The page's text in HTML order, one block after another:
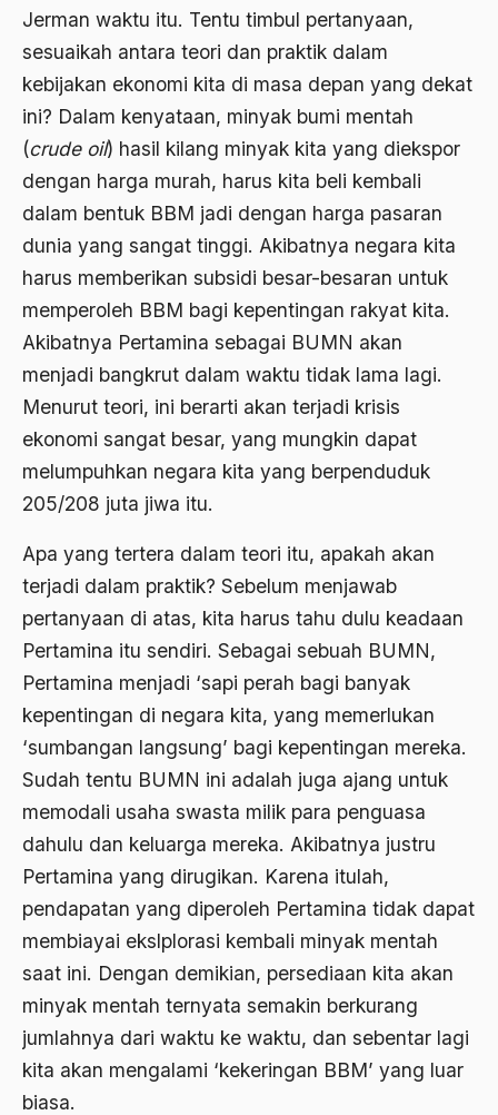
Jerman waktu itu. Tentu timbul pertanyaan,
sesuaikah antara teori dan praktik dalam
kebijakan ekonomi kita di masa depan yang dekat
ini? Dalam kenyataan, minyak bumi mentah
(crude oil) hasil kilang minyak kita yang diekspor
dengan harga murah, harus kita beli kembali
dalam bentuk BBM jadi dengan harga pasaran
dunia yang sangat tinggi. Akibatnya negara kita
harus memberikan subsidi besar-besaran untuk
memperoleh BBM bagi kepentingan rakyat kita.
Akibatnya Pertamina sebagai BUMN akan
menjadi bangkrut dalam waktu tidak lama lagi.
Menurut teori, ini berarti akan terjadi krisis
ekonomi sangat besar, yang mungkin dapat
melumpuhkan negara kita yang berpenduduk
205/208 juta jiwa itu.
Apa yang tertera dalam teori itu, apakah akan
terjadi dalam praktik? Sebelum menjawab
pertanyaan di atas, kita harus tahu dulu keadaan
Pertamina itu sendiri. Sebagai sebuah BUMN,
Pertamina menjadi ‘sapi perah bagi banyak
kepentingan di negara kita, yang memerlukan
‘sumbangan langsung’ bagi kepentingan mereka.
Sudah tentu BUMN ini adalah juga ajang untuk
memodali usaha swasta milik para penguasa
dahulu dan keluarga mereka. Akibatnya justru
Pertamina yang dirugikan. Karena itulah,
pendapatan yang diperoleh Pertamina tidak dapat
membiayai ekslplorasi kembali minyak mentah
saat ini. Dengan demikian, persediaan kita akan
minyak mentah ternyata semakin berkurang
jumlahnya dari waktu ke waktu, dan sebentar lagi
kita akan mengalami ‘kekeringan BBM’ yang luar
biasa.
1990
1989
1987
1986
1984
1983
1981
1980
1979
1977
1976
1975
1974
1973
1972
1971
Adat Ngada
Adat Siri
Adi Sasono
Adil dan Makmur
Adipati Unus
Administrasi Negara
Adnan Buyung Nasution
Adopsi
Adu Pinalti
Advisors
Aera-Europa
Afiliasi Kultural
Afrika
Afrika utara
agama
Agama & Negara
Agama Asli
Agama dan Negara
Agama dan negaraa
Agama dan Pemerintah
Agama dan Politik
Agama dan Praktis
Agama Demokrasi